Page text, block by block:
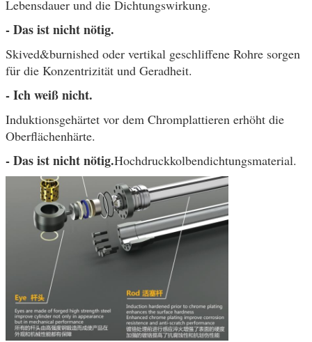
Lebensdauer und die Dichtungswirkung.
- Das ist nicht nötig.
Skived&burnished oder vertikal geschliffene Rohre sorgen
für die Konzentrizität und Geradheit.
- Ich weiß nicht.
Induktionsgehärtet vor dem Chromplattieren erhöht die
Oberflächenhärte.
- Das ist nicht nötig.Hochdruckkolbendichtungsmaterial.